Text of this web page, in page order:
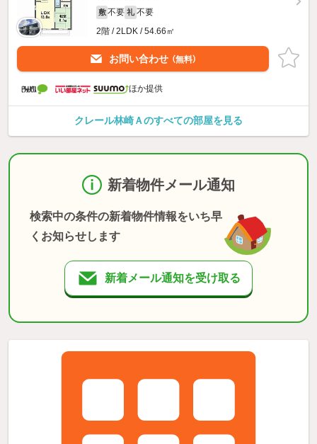
敷 不要 礼 不要
2階 / 2LDK / 54.66㎡
お問い合わせ （無料）
ほか提供
クレール林崎Ａのすべての部屋を見る
新着物件メール通知
検索中の条件の新着物件情報をいち早
くお知らせします
新着メール通知を受け取る